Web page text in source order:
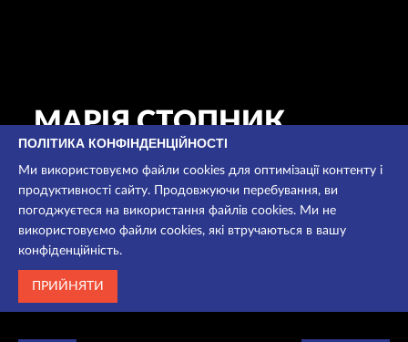
МАРІЯ СТОПНИК
артистка драми
ВИСТАВИ
ПОЛІТИКА КОНФІНДЕНЦІЙНОСТІ
Ми використовуємо файли cookies для оптимізації контенту і
продуктивності сайту. Продовжуючи перебування, ви
погоджуєтеся на використання файлів cookies. Ми не
використовуємо файли cookies, які втручаються в вашу
конфіденційність.
ПРИЙНЯТИ